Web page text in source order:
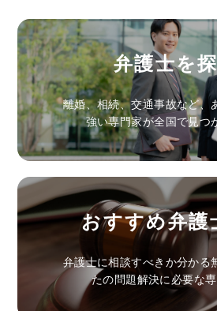
弁護士を
離婚、相続、交通事故など、
強い専門家が全国で見つ
おすすめ弁護
弁護士に相談すべきか分かる
たの問題解決に必要な